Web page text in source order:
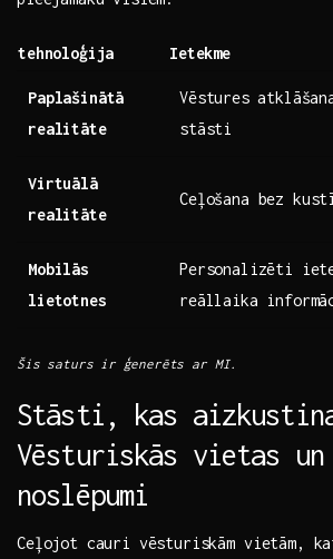
tehnoloģija Ietekme
Paplašinātā​
realitāte
Vēstures⁤
stāsti
Virtuālā ​
realitāte
Ceļošana bez
Mobilās
lietotnes
Personalizēti
reāllaika
Šis saturs ir⁢ ģenerēts ar MI.
Stāsti, kas
Vēsturiskās vietas
noslēpumi
Ceļojot cauri vēsturiskām vietām,